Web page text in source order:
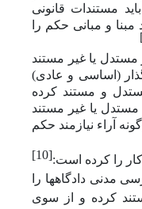
مستندات قانونی
مبنا و مبانی حکم را
یا غیر مستند
(اساسی و عادی)
و مستند کرده
مستدل یا غیر مستند
آراء نیازمند حکم
را کرده است:[10]
آیین دادرسی مدنی دادگاهها را
کرده و از سوی